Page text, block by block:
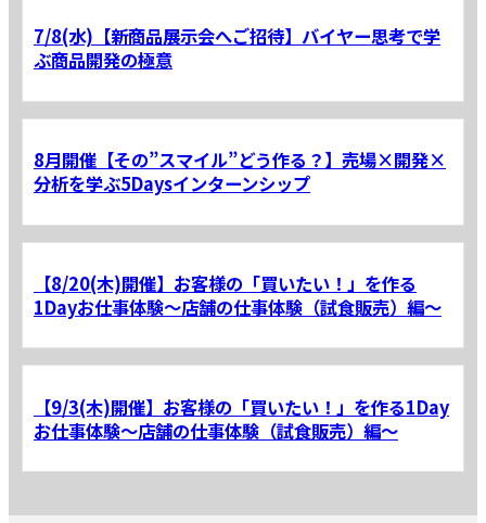
7/8(水)【新商品展示会へご招待】バイヤー思考で学
ぶ商品開発の極意
8月開催【その”スマイル”どう作る？】売場×開発×
分析を学ぶ5Daysインターンシップ
【8/20(木)開催】お客様の「買いたい！」を作る
1Dayお仕事体験～店舗の仕事体験（試食販売）編～
【9/3(木)開催】お客様の「買いたい！」を作る1Day
お仕事体験～店舗の仕事体験（試食販売）編～